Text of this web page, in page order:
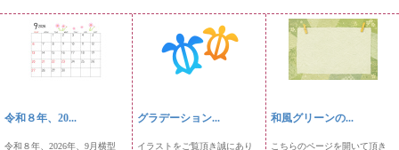
令和８年、20...
令和８年、2026年、9月横型
グラデーション...
イラストをご覧頂き誠にあり
和風グリーンの...
こちらのページを開いて頂き